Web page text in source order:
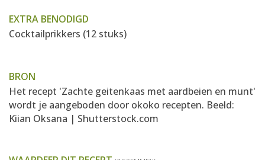
EXTRA BENODIGD
Cocktailprikkers (12 stuks)
BRON
Het recept 'Zachte geitenkaas met aardbeien en munt'
wordt je aangeboden door okoko recepten. Beeld:
Kiian Oksana | Shutterstock.com